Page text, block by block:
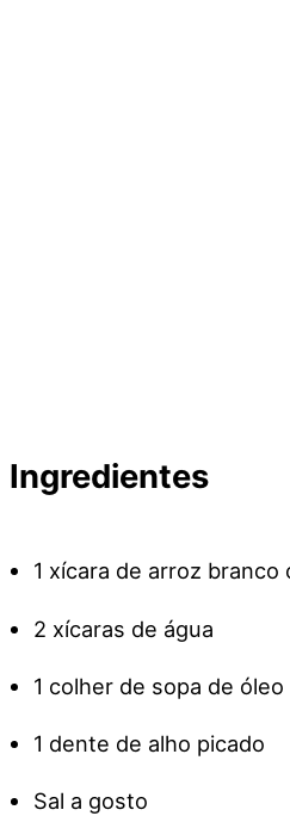
Ingredientes
1 xícara de arroz branco
2 xícaras de água
1 colher de sopa de
1 dente de alho picado
Sal a gosto